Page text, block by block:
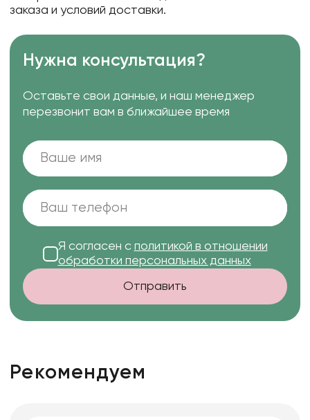
заказа и условий доставки.
Нужна консультация?
Оставьте свои данные, и наш менеджер
перезвонит вам в ближайшее время
Я согласен с политикой в отношении
обработки персональных данных
Отправить
Рекомендуем